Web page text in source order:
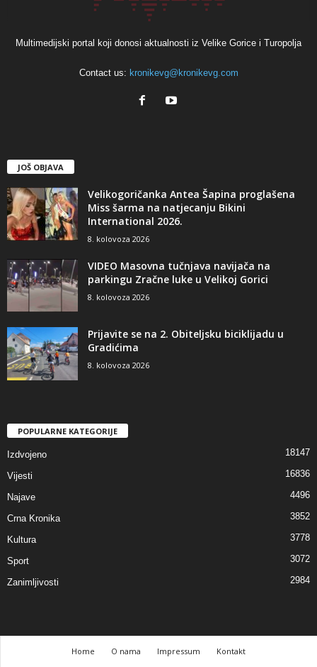
Multimedijski portal koji donosi aktualnosti iz Velike Gorice i Turopolja
Contact us: kronikevg@kronikevg.com
JOŠ OBJAVA
Velikogoričanka Antea Šapina proglašena
Miss šarma na natjecanju Bikini
International 2026.
8. kolovoza 2026
VIDEO Masovna tučnjava navijača na
parkingu Zračne luke u Velikoj Gorici
8. kolovoza 2026
Prijavite se na 2. Obiteljsku biciklijadu u
Gradićima
8. kolovoza 2026
POPULARNE KATEGORIJE
Izdvojeno 18147
Vijesti 16836
Najave 4496
Crna Kronika 3852
Kultura 3778
Sport 3072
Zanimljivosti 2984
Home O nama Impressum Kontakt